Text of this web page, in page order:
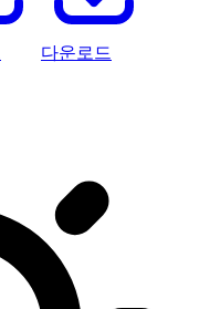
다운로드